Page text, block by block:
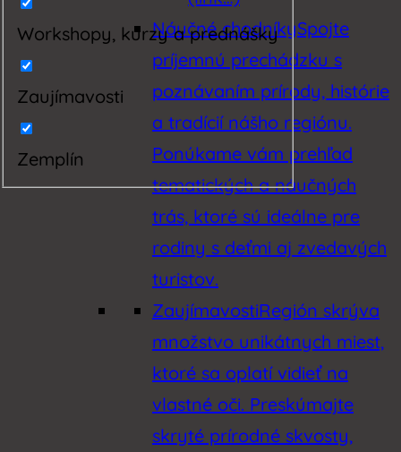
Workshopy, kurzy a prednášky
Zaujímavosti
Zemplín
Náučné chodníkySpojte
príjemnú prechádzku s
poznávaním prírody, histórie
a tradícií nášho regiónu.
Ponúkame vám prehľad
tematických a náučných
trás, ktoré sú ideálne pre
rodiny s deťmi aj zvedavých
turistov.
ZaujímavostiRegión skrýva
množstvo unikátnych miest,
ktoré sa oplatí vidieť na
vlastné oči. Preskúmajte
skryté prírodné skvosty,